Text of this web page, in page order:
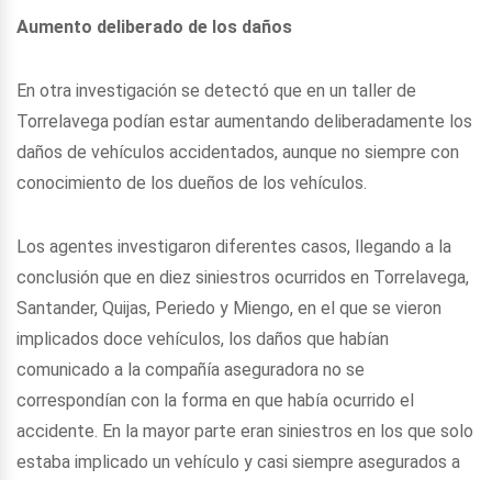
Aumento deliberado de los daños
En otra investigación se detectó que en un taller de
Torrelavega podían estar aumentando deliberadamente los
daños de vehículos accidentados, aunque no siempre con
conocimiento de los dueños de los vehículos.
Los agentes investigaron diferentes casos, llegando a la
conclusión que en diez siniestros ocurridos en Torrelavega,
Santander, Quijas, Periedo y Miengo, en el que se vieron
implicados doce vehículos, los daños que habían
comunicado a la compañía aseguradora no se
correspondían con la forma en que había ocurrido el
accidente. En la mayor parte eran siniestros en los que solo
estaba implicado un vehículo y casi siempre asegurados a